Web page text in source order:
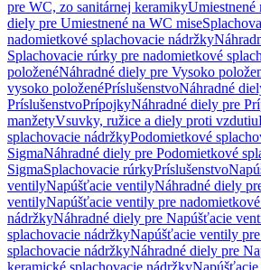
pre WC, zo sanitárnej keramikyUmiestnené
diely pre Umiestnené na WC mise
nadomietkové splachovacie nádržky
Splachovacie rúrky pre nadomietkové
položenéNáhradné diely pre Vysoko
vysoko položenéPríslušenstvoNáhradné
PríslušenstvoPrípojkyNáhradné diely pre
manžetyVsuvky, ružice a diely proti vzdutiu
splachovacie nádržkyPodomietkové
SigmaNáhradné diely pre Podomietkové
SigmaSplachovacie rúrkyPríslušenstvo
ventilyNapúšťacie ventilyNáhradné diely
ventilyNapúšťacie ventily pre
nádržkyNáhradné diely pre Napúšťacie
splachovacie nádržkyNapúšťacie ventily
splachovacie nádržkyNáhradné diely pre
keramické splachovacie nádržky